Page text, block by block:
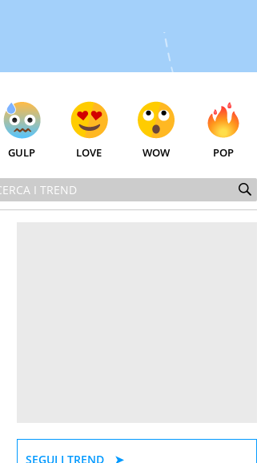
GULP LOVE WOW POP
SEGUI I TREND